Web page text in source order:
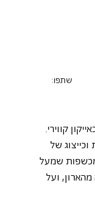
שתפו:
קווירי.
של
שמעל
מהארון, ועל